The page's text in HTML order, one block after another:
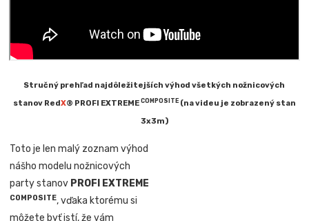
Stručný prehľad najdôležitejších výhod všetkých nožnicových
stanov Red X® PROFI EXTREME COMPOSITE(na videu je zobrazený stan
3x3m)
Toto je len malý zoznam výhod
nášho modelu nožnicových
party stanov PROFI EXTREME
COMPOSITE, vďaka ktorému si
môžete byť istí, že vám